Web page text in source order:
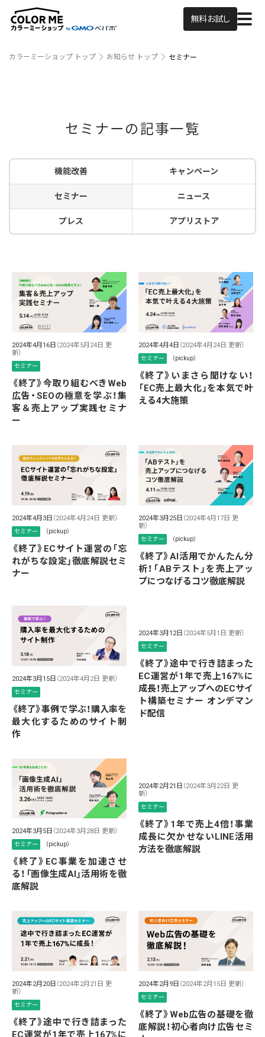
無料お試し
カラーミーショップ トップ お知らせ トップ セミナー
セミナーの記事一覧
機能改善 キャンペーン
セミナー ニュース
プレス アプリストア
2024年4月16日 （2024年5月24日 更
新）
セミナー
《終了》今取り組むべきWeb
広告・SEOの極意を学ぶ！集
客＆売上アップ実践セミナ
ー
2024年4月4日 （2024年4月24日 更新）
セミナー （pickup）
《終了》いまさら聞けない！
「EC売上最大化」を本気で叶
える4大施策
2024年4月3日 （2024年4月24日 更新）
セミナー （pickup）
《終了》ECサイト運営の「忘
れがちな設定」徹底解説セミ
ナー
2024年3月25日 （2024年4月17日 更
新）
セミナー （pickup）
《終了》AI活用でかんたん分
析！「ABテスト」を売上アッ
プにつなげるコツ徹底解説
2024年3月15日 （2024年4月2日 更新）
セミナー
《終了》事例で学ぶ！購入率を
最大化するためのサイト制
作
2024年3月12日 （2024年5月1日 更新）
セミナー
《終了》途中で行き詰まった
EC運営が1年で売上167%に
成長！売上アップへのECサイ
ト構築セミナー オンデマン
ド配信
2024年3月5日 （2024年3月28日 更新）
セミナー （pickup）
《終了》EC事業を加速させ
る！「画像生成AI」活用術を徹
底解説
2024年2月21日 （2024年3月22日 更
新）
セミナー
《終了》1年で売上4倍！事業
成長に欠かせないLINE活用
方法を徹底解説
2024年2月20日 （2024年2月21日 更
新）
セミナー
《終了》途中で行き詰まった
EC運営が1年で売上167%に
2024年2月9日 （2024年2月15日 更新）
セミナー
《終了》Web広告の基礎を徹
底解説！初心者向け広告セミ